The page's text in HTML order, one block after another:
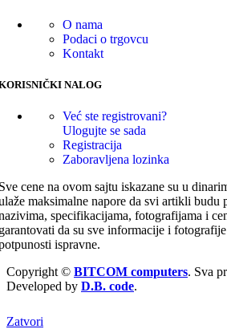
O nama
Podaci o trgovcu
Kontakt
NALOG
Već ste registrovani?
Ulogujte se sada
Registracija
Zaboravljena lozinka
cene na ovom sajtu iskazane su u
maksimalne napore da svi artikli budu
specifikacijama, fotografijama i
da su sve informacije i
ispravne.
Copyright © BITCOM computers. Sva
Developed by D.B. code.
Zatvori